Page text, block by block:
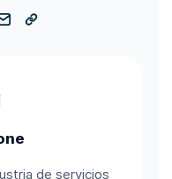
de servicios